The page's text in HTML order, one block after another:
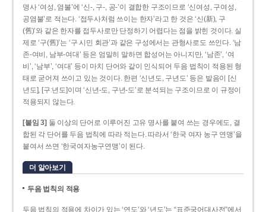
명사 ‘여성, 염불’에 ‘신-, 구-, 공-’이 결합한 구조이므로 ‘신여성, 구여성,
공염불’로 적는다. ‘접두사처럼 쓰이는 한자’라고 한 것은 ‘신(新), 구
(舊)’와 같은 한자를 접두사로만 단정하기 어렵다는 점을 밝힌 것이다. 실
제로 ‘구(舊)’는 ‘구 시민 회관’과 같은 구성에서는 관형사로도 쓰인다. ‘남
존­-여비, 남부-­여대’ 등은 엄밀히 말하면 합성어는 아니지만, ‘남존’, ‘여
비’, ‘남부’, ‘여대’ 등이 마치 단어와 같이 인식되어 두음 법칙이 적용된 형
태로 굳어져 쓰이고 있는 것이다. 한편 ‘신년도, 구년도’ 등은 발음이 [신
년도], [구ː년도]이며 ‘신년­-도, 구년-­도’로 분석되는 구조이므로 이 규정이
적용되지 않는다.
[붙임 3] 둘 이상의 단어로 이루어진 고유 명사를 붙여 쓰는 경우에도, 결
합된 각 단어를 두음 법칙에 따라 적는다. 따라서 ‘한국 여자 농구 연맹’을
붙여서 쓰면 ‘한국여자농구연맹’이 된다.
더 알아보기
두음 법칙의 적용
두음 법칙의 적용에 차이가 있는 ‘연도’와 ‘년도’는 “표준국어대사전”에서